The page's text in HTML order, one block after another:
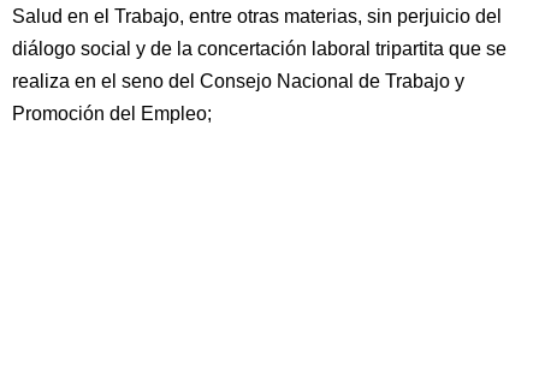
Salud en el Trabajo, entre otras materias, sin perjuicio del
diálogo social y de la concertación laboral tripartita que se
realiza en el seno del Consejo Nacional de Trabajo y
Promoción del Empleo;